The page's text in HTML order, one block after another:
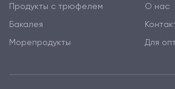
Продукты с трюфелем
Бакалея
Морепродукты
О нас
Для